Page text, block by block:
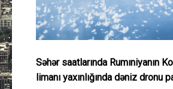
Səhər saatlarında Rumıniyanın
limanı yaxınlığında dəniz dronu